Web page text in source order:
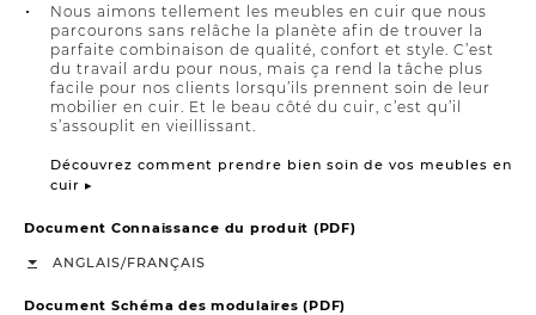
Nous aimons tellement les meubles en cuir que nous
parcourons sans relâche la planète afin de trouver la
parfaite combinaison de qualité, confort et style. C’est
du travail ardu pour nous, mais ça rend la tâche plus
facile pour nos clients lorsqu’ils prennent soin de leur
mobilier en cuir. Et le beau côté du cuir, c’est qu’il
s’assouplit en vieillissant.
Découvrez comment prendre bien soin de vos meubles en
cuir ▸
Document Connaissance du produit (PDF)
ANGLAIS/FRANÇAIS
Document Schéma des modulaires (PDF)